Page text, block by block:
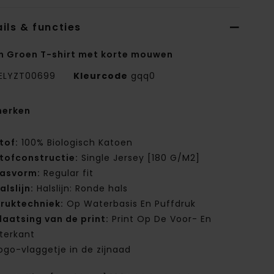
& functies
Groen T-shirt met korte mouwen
Kleurcode gqq0
100% Biologisch Katoen
Single Jersey [180 G/M2]
Regular fit
Halslijn: Ronde hals
Op Waterbasis En Puffdruk
van de print: Print Op De Voor- En
vlaggetje in de zijnaad